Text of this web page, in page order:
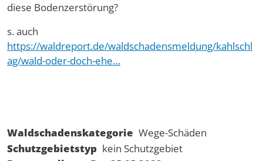
diese Bodenzerstörung?
s. auch
https://waldreport.de/waldschadensmeldung/kahlschl
ag/wald-oder-doch-ehe…
Waldschadenskategorie Wege-Schäden
Schutzgebietstyp kein Schutzgebiet